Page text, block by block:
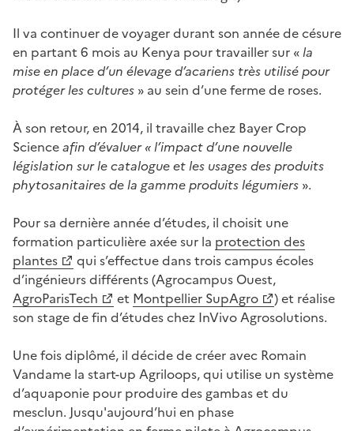
Il va continuer de voyager durant son année de césure
en partant 6 mois au Kenya pour travailler sur «la
mise en place d’un élevage d’acariens très utilisé pour
protéger les cultures » au sein d’une ferme de roses.
À son retour, en 2014, il travaille chez Bayer Crop
Scienceafin d’évaluer « l’impact d’une nouvelle
législation sur le catalogue et les usages des produits
phytosanitaires de la gamme produits légumiers ».
Pour sa dernière année d’études, il choisit une
formation particulière axée sur la protection des
plantes
qui s’effectue dans trois campus écoles
d’ingénieurs différents (Agrocampus Ouest,
AgroParisTech
et Montpellier SupAgro
) et réalise
son stage de fin d’études chez InVivo Agrosolutions.
Une fois diplômé, il décide de créer avec Romain
Vandame la start-up Agriloops, qui utilise un système
d’aquaponie pour produire des gambas et du
mesclun. Jusqu'aujourd’hui en phase